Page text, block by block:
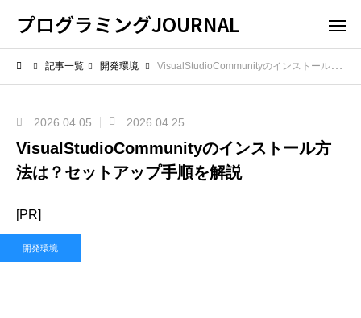
プログラミングJOURNAL
記事一覧 開発環境 VisualStudioCommunityのインストール方法は？セットアップ手順を解説
2026.04.05 2026.04.25
VisualStudioCommunityのインストール方
法は？セットアップ手順を解説
[PR]
開発環境